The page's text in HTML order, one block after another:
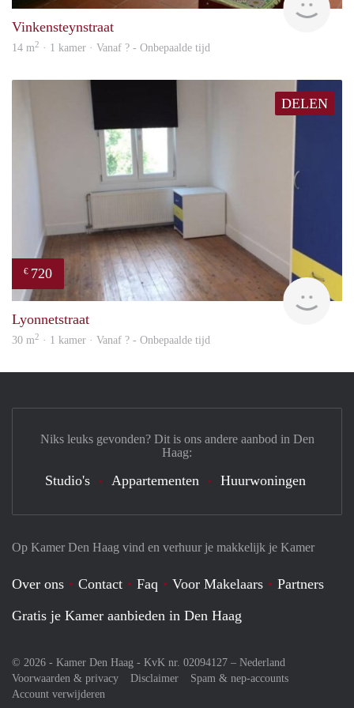
Vinkensteynstraat
14 m2 · 1 kamer · Vanaf ? - Onbepaalde tijd
DELEN
€ 720
Lyonnetstraat
30 m2 · 1 kamer · Vanaf ? - Onbepaalde tijd
Op Kamer Den Haag vind en verhuur je makkelijk je Kamer
Over ons Contact Faq Voor Makelaars
Partners
Gratis je Kamer aanbieden in Den Haag
© 2026 - Kamer Den Haag - KvK nr. 02094127 – Nederland
Voorwaarden & privacy
Disclaimer
Spam & nep-accounts
Account verwijderen
Niks leuks gevonden? Dit is ons andere aanbod in Den
Haag:
Studio's Appartementen Huurwoningen